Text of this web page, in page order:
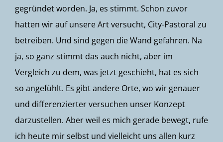
gegründet worden. Ja, es stimmt. Schon zuvor
hatten wir auf unsere Art versucht, City-Pastoral zu
betreiben. Und sind gegen die Wand gefahren. Na
ja, so ganz stimmt das auch nicht, aber im
Vergleich zu dem, was jetzt geschieht, hat es sich
so angefühlt. Es gibt andere Orte, wo wir genauer
und differenzierter versuchen unser Konzept
darzustellen. Aber weil es mich gerade bewegt, rufe
ich heute mir selbst und vielleicht uns allen kurz